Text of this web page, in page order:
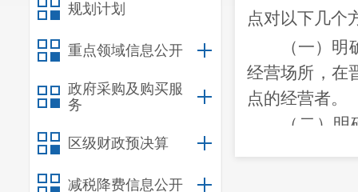
规划计划
重点领域信息公开
政府采购及购买服
务
区级财政预决算
减税降费信息公开
点对以下几个
（一） 明
经营场所， 在
点的经营者。
（二） 明